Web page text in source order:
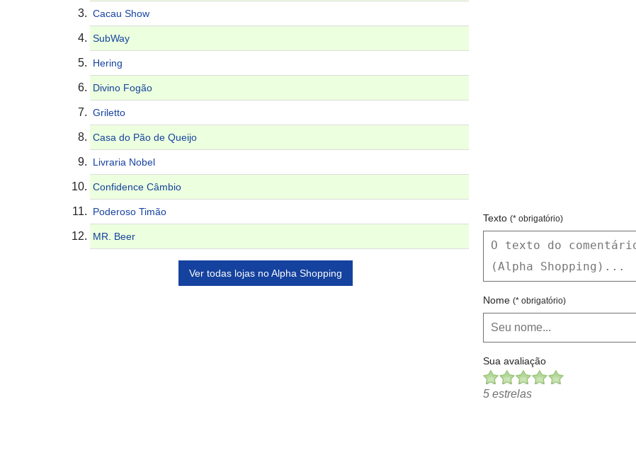
Cacau Show
SubWay
Hering
Divino Fogão
Griletto
Casa do Pão de Queijo
Livraria Nobel
Confidence Câmbio
Poderoso Timão
MR. Beer
Ver todas lojas no Alpha Shopping
Texto (* obrigatório)
Nome (* obrigatório)
Sua avaliação
5 estrelas